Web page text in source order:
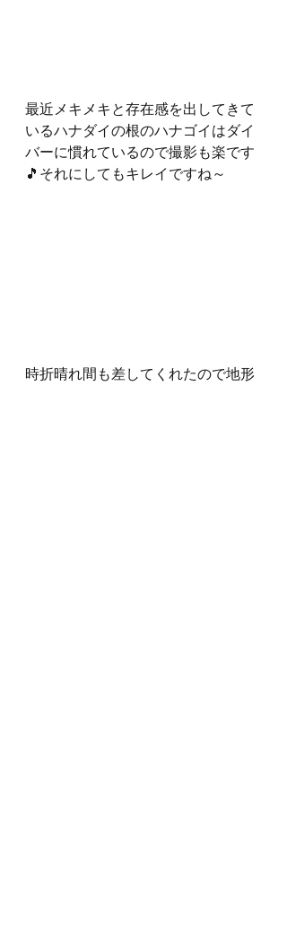
最近メキメキと存在感を出してきて
いるハナダイの根のハナゴイはダイ
バーに慣れているので撮影も楽です
🎵それにしてもキレイですね～
時折晴れ間も差してくれたので地形